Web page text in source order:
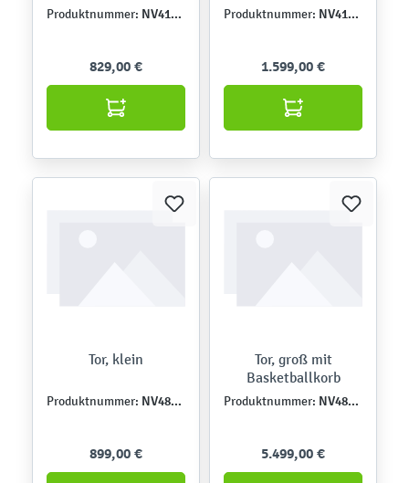
Produktnummer: NV4107Z-A
829,00 €
Produktnummer: NV41101
1.599,00 €
Tor, klein
Produktnummer: NV48301
899,00 €
Tor, groß mit
Basketballkorb
Produktnummer: NV48305
5.499,00 €